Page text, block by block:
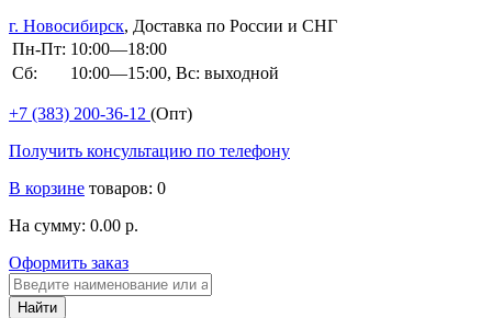
г. Новосибирск, Доставка по России и СНГ
Пн-Пт: 10:00—18:00
Сб:
10:00—15:00, Вс: выходной
+7 (383) 200-36-12 (Опт)
Получить консультацию по телефону
В корзине товаров: 0
На сумму: 0.00 р.
Оформить заказ